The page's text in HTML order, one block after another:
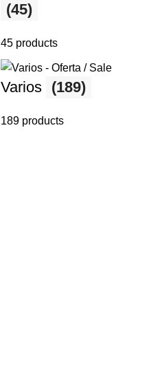
(45)
45 products
Varios (189)
189 products